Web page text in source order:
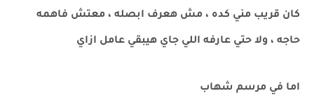
كان قريب مني كده ، مش هعرف ابصله ، معتش فاهمه
حاجه ، ولا حتي عارفه اللي جاي هيبقي عامل ازاي
اما في مرسم شهاب